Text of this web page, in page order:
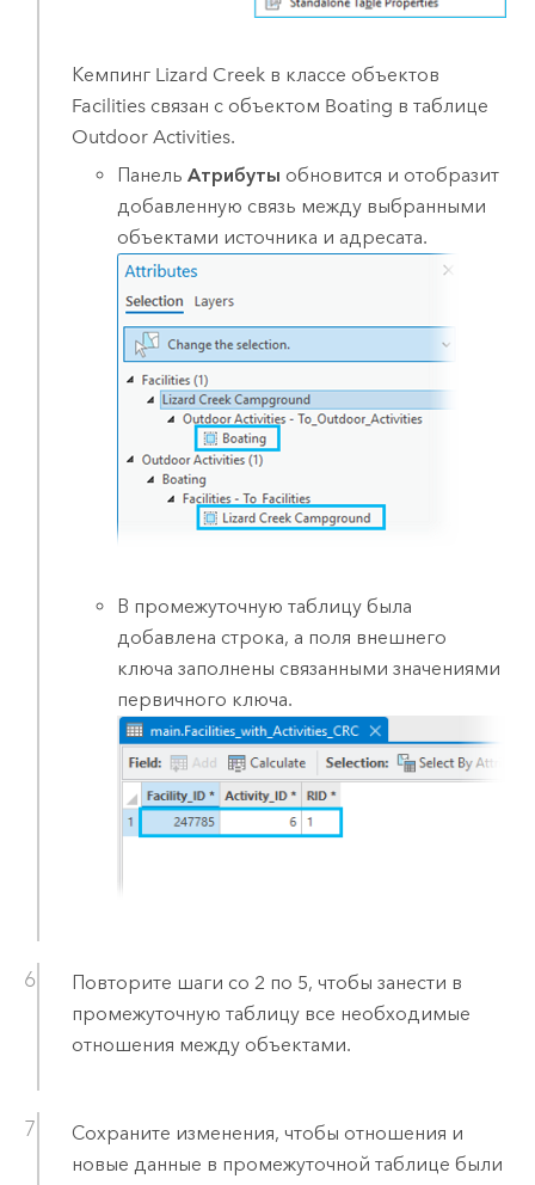
Кемпинг Lizard Creek в классе объектов
Facilities связан с объектом Boating в таблице
Outdoor Activities.
ПанельАтрибуты обновится и отобразит
добавленную связь между выбранными
объектами источника и адресата.
В промежуточную таблицу была
добавлена строка, а поля внешнего
ключа заполнены связанными значениями
первичного ключа.
Повторите шаги со 2 по 5, чтобы занести в
промежуточную таблицу все необходимые
отношения между объектами.
Сохраните изменения, чтобы отношения и
новые данные в промежуточной таблице были